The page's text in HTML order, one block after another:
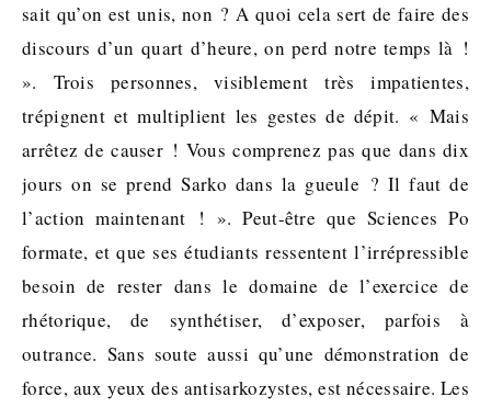
sait qu’on est unis, non ? A quoi cela sert de faire des
discours d’un quart d’heure, on perd notre temps là !
». Trois personnes, visiblement très impatientes,
trépignent et multiplient les gestes de dépit. « Mais
arrêtez de causer ! Vous comprenez pas que dans dix
jours on se prend Sarko dans la gueule ? Il faut de
l’action maintenant ! ». Peut-être que Sciences Po
formate, et que ses étudiants ressentent l’irrépressible
besoin de rester dans le domaine de l’exercice de
rhétorique, de synthétiser, d’exposer, parfois à
outrance. Sans soute aussi qu’une démonstration de
force, aux yeux des antisarkozystes, est nécessaire. Les